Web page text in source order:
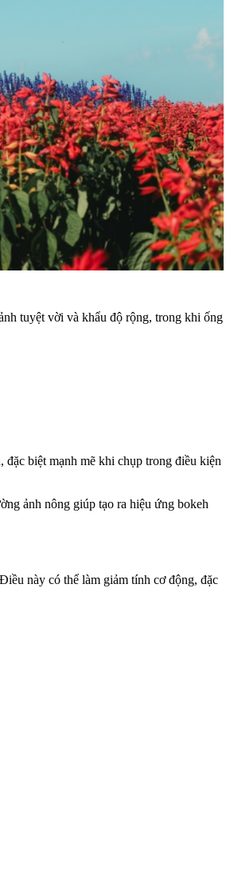
tuyệt vời và khẩu độ rộng, trong khi ống
biệt mạnh mẽ khi chụp trong điều kiện
ảnh nông giúp tạo ra hiệu ứng bokeh
này có thể làm giảm tính cơ động, đặc